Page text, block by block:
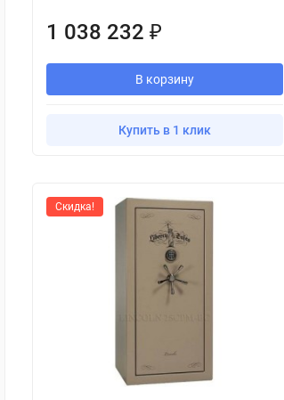
1 038 232 ₽
В корзину
Купить в 1 клик
Скидка!